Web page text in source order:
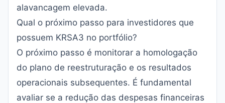
alavancagem elevada.
Qual o próximo passo para investidores que
possuem KRSA3 no portfólio?
O próximo passo é monitorar a homologação
do plano de reestruturação e os resultados
operacionais subsequentes. É fundamental
avaliar se a redução das despesas financeiras